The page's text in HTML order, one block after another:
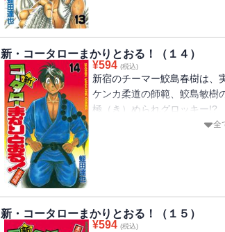
新・コータローまかりとおる！（１４）
¥594 (税込)
新宿のチーマー鮫島春樹は
ケンカ柔道の師範、鮫島敏
極（き）められグロッキー
全
新・コータローまかりとおる！（１５）
¥594 (税込)